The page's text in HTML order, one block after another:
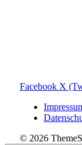
Facebook X
© 2026